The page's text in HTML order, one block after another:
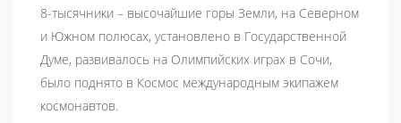
8-тысячники – высочайшие горы Земли, на Северном
и Южном полюсах, установлено в Государственной
Думе, развивалось на Олимпийских играх в Сочи,
было поднято в Космос международным экипажем
космонавтов.